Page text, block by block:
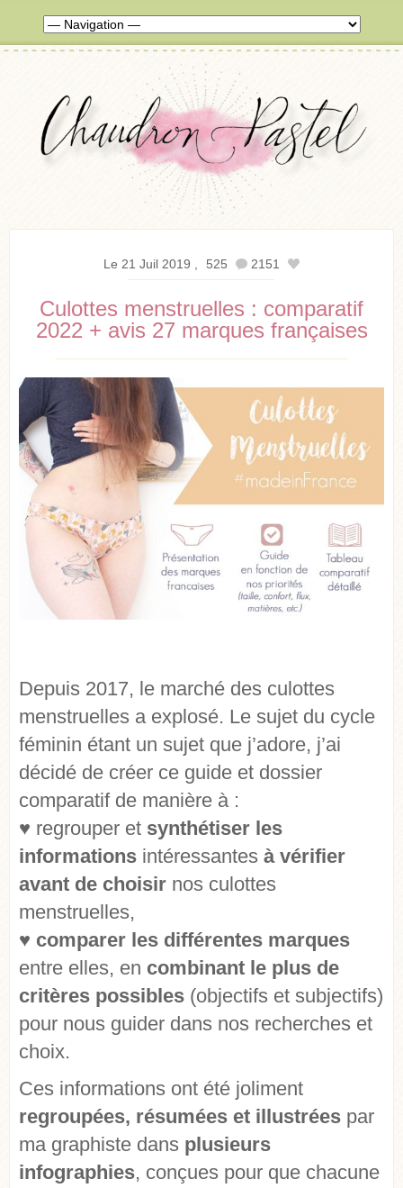
Le 21 Juil 2019 525 2151
Culottes menstruelles : comparatif
2022 + avis 27 marques françaises
Depuis 2017, le marché des culottes
menstruelles a explosé. Le sujet du cycle
féminin étant un sujet que j’adore, j’ai
décidé de créer ce guide et dossier
comparatif de manière à :
♥ regrouper et synthétiser les
informations intéressantes à vérifier
avant de choisir nos culottes
menstruelles,
♥ comparer les différentes marques
entre elles, en combinant le plus de
critères possibles (objectifs et subjectifs)
pour nous guider dans nos recherches et
choix.
Ces informations ont été joliment
regroupées, résumées et illustrées par
ma graphiste dans plusieurs
infographies, conçues pour que chacune